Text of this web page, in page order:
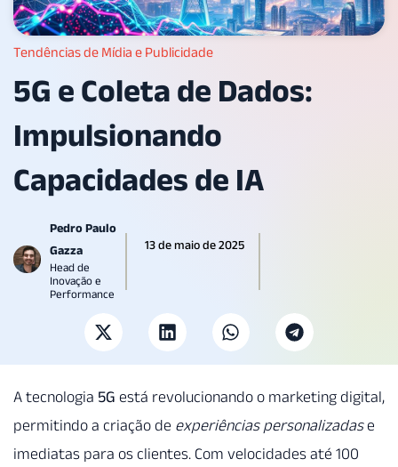
Tendências de Mídia e Publicidade
5G e Coleta de Dados:
Impulsionando
Capacidades de IA
Pedro Paulo
Gazza
Head de
Inovação e
Performance
13 de maio de 2025
A tecnologia 5G está revolucionando o marketing digital,
permitindo a criação de experiências personalizadase
imediatas para os clientes. Com velocidades até 100